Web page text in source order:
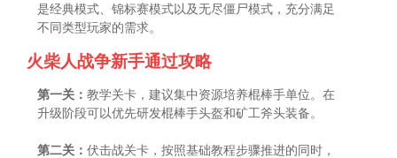
是经典模式、锦标赛模式以及无尽僵尸模式，充分满足
不同类型玩家的需求。
火柴人战争新手通过攻略
第一关：教学关卡，建议集中资源培养棍棒手单位。在
升级阶段可以优先研发棍棒手头盔和矿工斧头装备。
第二关：伏击战关卡，按照基础教程步骤推进的同时，